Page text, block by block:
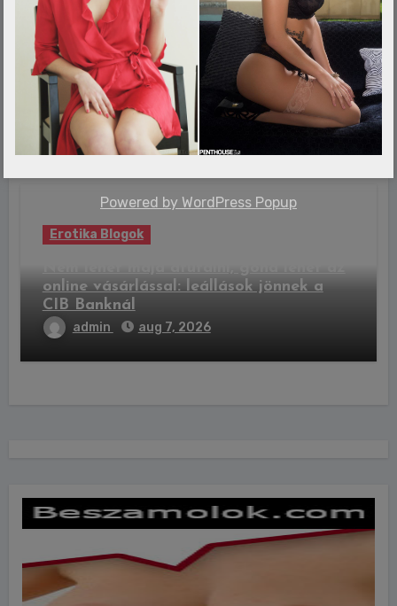
Erotika Blogok
Mexikó: 12 év után új fordulat a 43
eltűnt diák ügyében, letartóztatták a
volt kormányzót
admin aug 7, 2026
Erotika Blogok
online vásárlással: leállások jönnek a
CIB Banknál
admin aug 7, 2026
Powered by WordPress Popup